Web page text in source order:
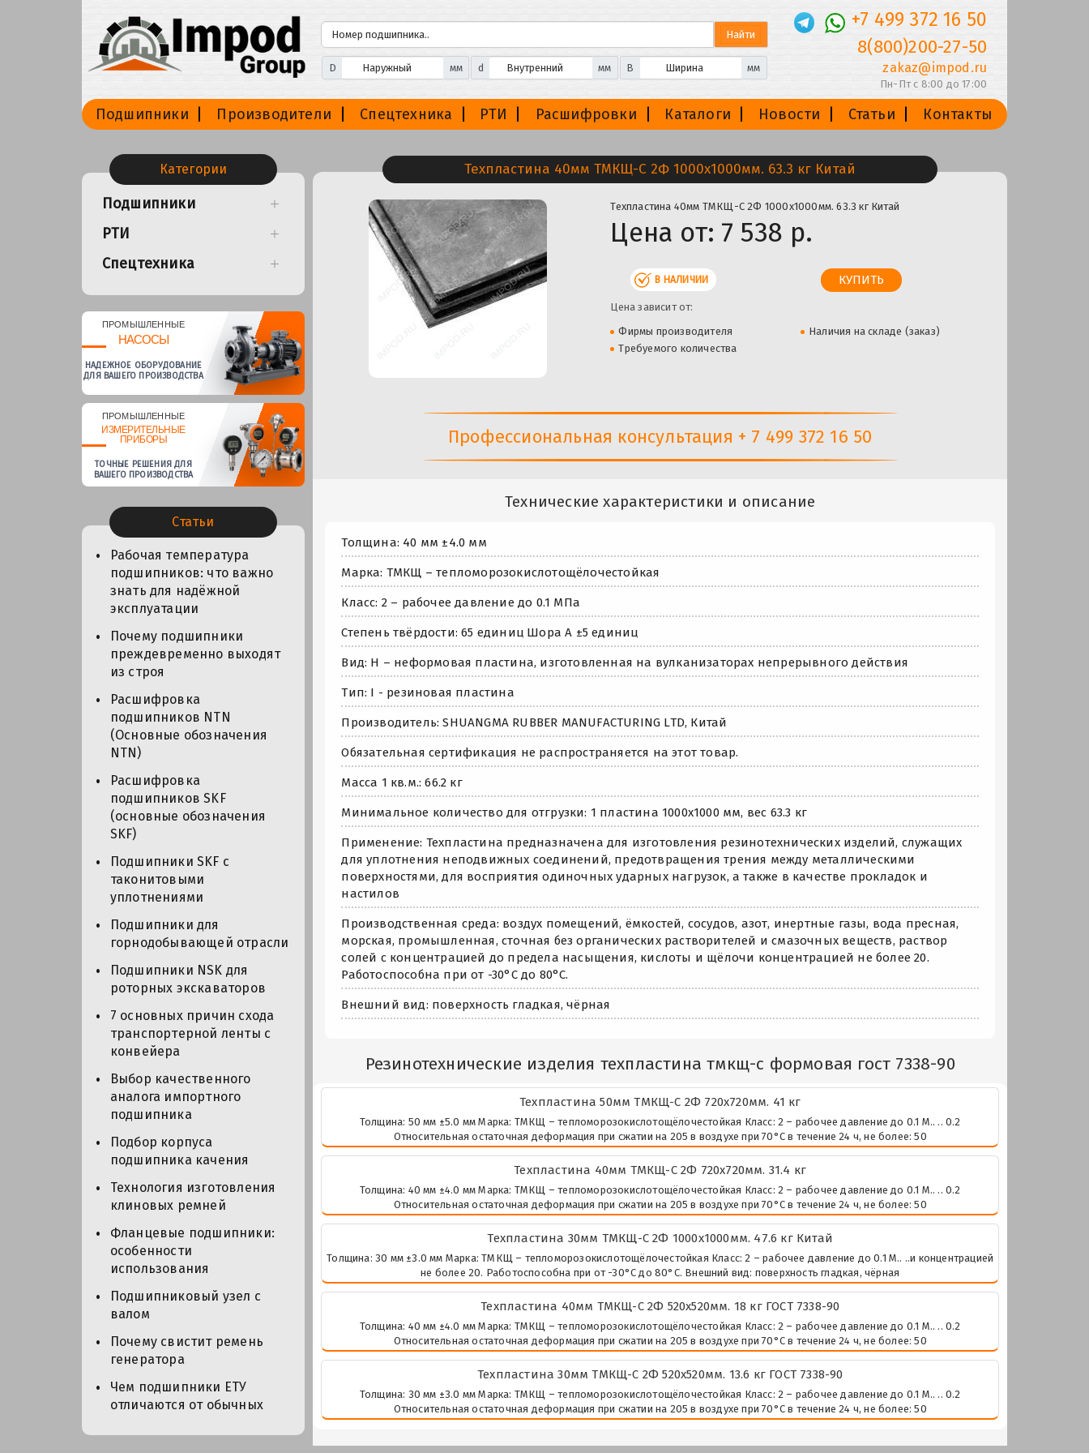
D мм d мм B мм
+7 499 372 16 50
8(800)200-27-50
zakaz@impod.ru
Пн-Пт с 8:00 до 17:00
Подшипники Производители Спецтехника РТИ Расшифровки Каталоги Новости Статьи Контакты
Категории
Подшипники
РТИ
Спецтехника
ПРОМЫШЛЕННЫЕ
НАСОСЫ
НАДЕЖНОЕ ОБОРУДОВАНИЕ
ДЛЯ ВАШЕГО ПРОИЗВОДСТВА
ПРОМЫШЛЕННЫЕ
ИЗМЕРИТЕЛЬНЫЕ
ПРИБОРЫ
ТОЧНЫЕ РЕШЕНИЯ ДЛЯ
ВАШЕГО ПРОИЗВОДСТВА
Статьи
Рабочая температура
подшипников: что важно
знать для надёжной
эксплуатации
Почему подшипники
преждевременно выходят
из строя
Расшифровка
подшипников NTN
(Основные обозначения
NTN)
Расшифровка
подшипников SKF
(основные обозначения
SKF)
Подшипники SKF с
таконитовыми
уплотнениями
Подшипники для
горнодобывающей отрасли
Подшипники NSK для
роторных экскаваторов
7 основных причин схода
транспортерной ленты с
конвейера
Выбор качественного
аналога импортного
подшипника
Подбор корпуса
подшипника качения
Технология изготовления
клиновых ремней
Фланцевые подшипники:
особенности
использования
Подшипниковый узел с
валом
Почему свистит ремень
генератора
Чем подшипники ЕТУ
отличаются от обычных
Техпластина 40мм ТМКЩ-C 2Ф 1000х1000мм. 63.3 кг Китай
Техпластина 40мм ТМКЩ-C 2Ф 1000х1000мм. 63.3 кг Китай
Цена от: 7 538 р.
В НАЛИЧИИ
Цена зависит от:
Фирмы производителя
Наличия на складе (заказ)
Требуемого количества
Профессиональная консультация + 7 499 372 16 50
Технические характеристики и описание
Толщина: 40 мм ±4.0 мм
Марка: ТМКЩ – тепломорозокислотощёлочестойкая
Класс: 2 – рабочее давление до 0.1 МПа
Степень твёрдости: 65 единиц Шора А ±5 единиц
Вид: Н – неформовая пластина, изготовленная на вулканизаторах непрерывного действия
Тип: I - резиновая пластина
Производитель: SHUANGMA RUBBER MANUFACTURING LTD, Китай
Обязательная сертификация не распространяется на этот товар.
Масса 1 кв.м.: 66.2 кг
Минимальное количество для отгрузки: 1 пластина 1000x1000 мм, вес 63.3 кг
Применение: Техпластина предназначена для изготовления резинотехнических изделий, служащих
для уплотнения неподвижных соединений, предотвращения трения между металлическими
поверхностями, для восприятия одиночных ударных нагрузок, а также в качестве прокладок и
настилов
Производственная среда: воздух помещений, ёмкостей, сосудов, азот, инертные газы, вода пресная,
морская, промышленная, сточная без органических растворителей и смазочных веществ, раствор
солей с концентрацией до предела насыщения, кислоты и щёлочи концентрацией не более 20.
Работоспособна при от -30°С до 80°С.
Внешний вид: поверхность гладкая, чёрная
Резинотехнические изделия техпластина тмкщ-с формовая гост 7338-90
Техпластина 50мм ТМКЩ-C 2Ф 720х720мм. 41 кг
Толщина: 50 мм ±5.0 мм Марка: ТМКЩ – тепломорозокислотощёлочестойкая Класс: 2 – рабочее давление до 0.1 М.. .. 0.2
Относительная остаточная деформация при сжатии на 205 в воздухе при 70°С в течение 24 ч, не более: 50
Техпластина 40мм ТМКЩ-C 2Ф 720х720мм. 31.4 кг
Толщина: 40 мм ±4.0 мм Марка: ТМКЩ – тепломорозокислотощёлочестойкая Класс: 2 – рабочее давление до 0.1 М.. .. 0.2
Относительная остаточная деформация при сжатии на 205 в воздухе при 70°С в течение 24 ч, не более: 50
Техпластина 30мм ТМКЩ-C 2Ф 1000х1000мм. 47.6 кг Китай
Толщина: 30 мм ±3.0 мм Марка: ТМКЩ – тепломорозокислотощёлочестойкая Класс: 2 – рабочее давление до 0.1 М.. ..и концентрацией
не более 20. Работоспособна при от -30°С до 80°С. Внешний вид: поверхность гладкая, чёрная
Техпластина 40мм ТМКЩ-C 2Ф 520х520мм. 18 кг ГОСТ 7338-90
Толщина: 40 мм ±4.0 мм Марка: ТМКЩ – тепломорозокислотощёлочестойкая Класс: 2 – рабочее давление до 0.1 М.. .. 0.2
Относительная остаточная деформация при сжатии на 205 в воздухе при 70°С в течение 24 ч, не более: 50
Техпластина 30мм ТМКЩ-C 2Ф 520х520мм. 13.6 кг ГОСТ 7338-90
Толщина: 30 мм ±3.0 мм Марка: ТМКЩ – тепломорозокислотощёлочестойкая Класс: 2 – рабочее давление до 0.1 М.. .. 0.2
Относительная остаточная деформация при сжатии на 205 в воздухе при 70°С в течение 24 ч, не более: 50